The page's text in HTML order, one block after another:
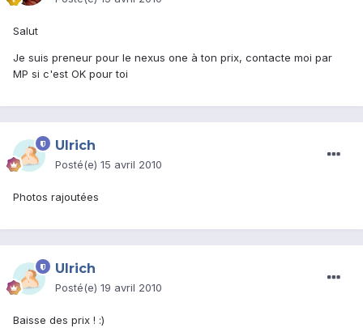
Salut
Je suis preneur pour le nexus one à ton prix, contacte moi par
MP si c'est OK pour toi
Ulrich
Posté(e) 15 avril 2010
Photos rajoutées
Ulrich
Posté(e) 19 avril 2010
Baisse des prix ! :)